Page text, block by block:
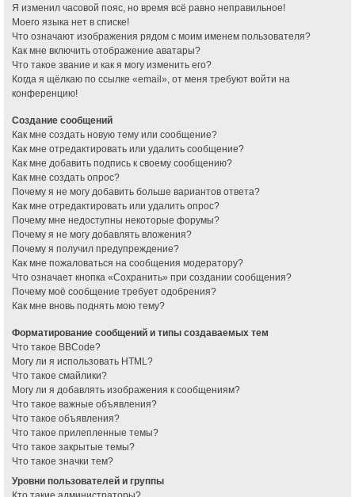
Я изменил часовой пояс, но время всё равно неправильное!
Моего языка нет в списке!
Что означают изображения рядом с моим именем пользователя?
Как мне включить отображение аватары?
Что такое звание и как я могу изменить его?
Когда я щёлкаю по ссылке «email», от меня требуют войти на
конференцию!
Создание сообщений
Как мне создать новую тему или сообщение?
Как мне отредактировать или удалить сообщение?
Как мне добавить подпись к своему сообщению?
Как мне создать опрос?
Почему я не могу добавить больше вариантов ответа?
Как мне отредактировать или удалить опрос?
Почему мне недоступны некоторые форумы?
Почему я не могу добавлять вложения?
Почему я получил предупреждение?
Как мне пожаловаться на сообщения модератору?
Что означает кнопка «Сохранить» при создании сообщения?
Почему моё сообщение требует одобрения?
Как мне вновь поднять мою тему?
Форматирование сообщений и типы создаваемых тем
Что такое BBCode?
Могу ли я использовать HTML?
Что такое смайлики?
Могу ли я добавлять изображения к сообщениям?
Что такое важные объявления?
Что такое объявления?
Что такое прилепленные темы?
Что такое закрытые темы?
Что такое значки тем?
Уровни пользователей и группы